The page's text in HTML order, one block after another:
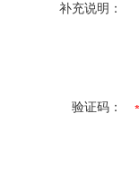
补充说明：
验证码：